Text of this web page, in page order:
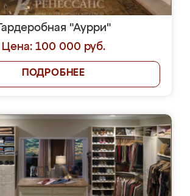
"Аурри"
Цена: 100 000 руб.
ПОДРОБНЕЕ